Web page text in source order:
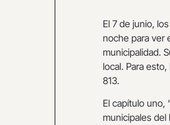
El 7 de junio,
noche para ver
municipalidad.
local. Para
813.
El capítulo uno,
municipales del